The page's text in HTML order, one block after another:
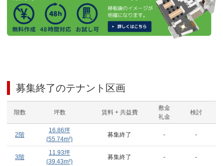
募集終了のテナント区画
階数 坪数 賃料 + 共益費
敷金
礼金
検討
2階
16.86坪
(55.74m²)
募集終了 - -
3階
11.93坪
(39.43m²)
募集終了 - -